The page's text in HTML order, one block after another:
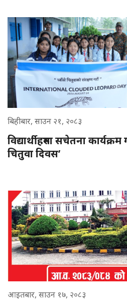
बिहीबार, साउन २१, २०८३
विद्यार्थीहरुमा सचेतना
चितुवा दिवस’
आइतबार, साउन १७, २०८३